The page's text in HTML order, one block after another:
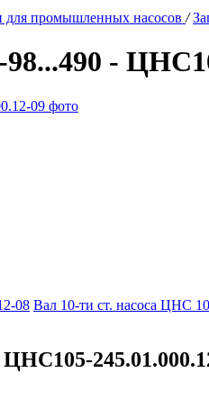
для промышленных насосов /
-
08 Вал 10-ти ст. насоса ЦНС